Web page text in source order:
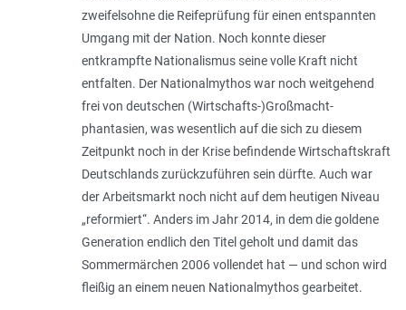
zweifelsohne die Reifeprüfung für einen entspannten
Umgang mit der Nation. Noch konnte dieser
entkrampfte Nationalismus seine volle Kraft nicht
entfalten. Der Nationalmythos war noch weitgehend
frei von deutschen (Wirtschafts-)Großmacht­
phantasien, was wesentlich auf die sich zu diesem
Zeitpunkt noch in der Krise befindende Wirtschaftskraft
Deutschlands zurückzuführen sein dürfte. Auch war
der Arbeitsmarkt noch nicht auf dem heutigen Niveau
„reformiert“. Anders im Jahr 2014, in dem die goldene
Generation endlich den Titel geholt und damit das
Sommermärchen 2006 vollendet hat — und schon wird
fleißig an einem neuen Nationalmythos gearbeitet.